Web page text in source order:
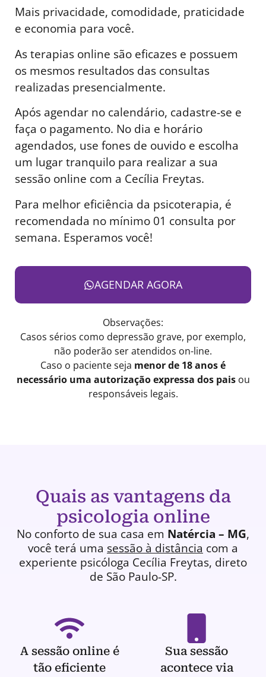
Mais privacidade, comodidade, praticidade
e economia para você.
As terapias online são eficazes e possuem
os mesmos resultados das consultas
realizadas presencialmente.
Após agendar no calendário, cadastre-se e
faça o pagamento. No dia e horário
agendados, use fones de ouvido e escolha
um lugar tranquilo para realizar a sua
sessão online com a Cecília Freytas.
Para melhor eficiência da psicoterapia, é
recomendada no mínimo 01 consulta por
semana. Esperamos você!
AGENDAR AGORA
Observações:
Casos sérios como depressão grave, por exemplo,
não poderão ser atendidos on-line.
Caso o paciente seja menor de 18 anos é
necessário uma autorização expressa dos paisou
responsáveis legais.
Quais as vantagens da
psicologia online
No conforto de sua casa em Natércia – MG,
você terá uma sessão à distância com a
experiente psicóloga Cecília Freytas, direto
de São Paulo-SP.
A sessão online é
tão eficiente
Sua sessão
acontece via